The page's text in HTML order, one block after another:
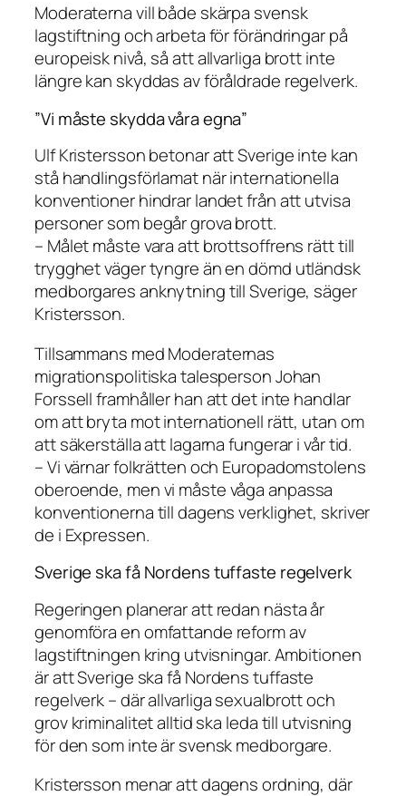
Moderaterna vill både skärpa svensk
lagstiftning och arbeta för förändringar på
europeisk nivå, så att allvarliga brott inte
längre kan skyddas av föråldrade regelverk.
”Vi måste skydda våra egna”
Ulf Kristersson betonar att Sverige inte kan
stå handlingsförlamat när internationella
konventioner hindrar landet från att utvisa
personer som begår grova brott.
– Målet måste vara att brottsoffrens rätt till
trygghet väger tyngre än en dömd utländsk
medborgares anknytning till Sverige, säger
Kristersson.
Tillsammans med Moderaternas
migrationspolitiska talesperson Johan
Forssell framhåller han att det inte handlar
om att bryta mot internationell rätt, utan om
att säkerställa att lagarna fungerar i vår tid.
– Vi värnar folkrätten och Europadomstolens
oberoende, men vi måste våga anpassa
konventionerna till dagens verklighet, skriver
de i Expressen.
Sverige ska få Nordens tuffaste regelverk
Regeringen planerar att redan nästa år
genomföra en omfattande reform av
lagstiftningen kring utvisningar. Ambitionen
är att Sverige ska få Nordens tuffaste
regelverk– där allvarliga sexualbrott och
grov kriminalitet alltid ska leda till utvisning
för den som inte är svensk medborgare.
Kristersson menar att dagens ordning, där